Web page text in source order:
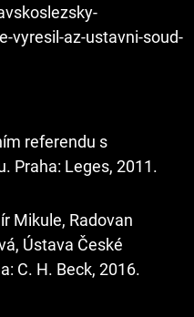
vyresil-az-ustavni-soud-
referendu s
Praha: Leges, 2011.
Mikule, Radovan
Ústava České
C. H. Beck, 2016.